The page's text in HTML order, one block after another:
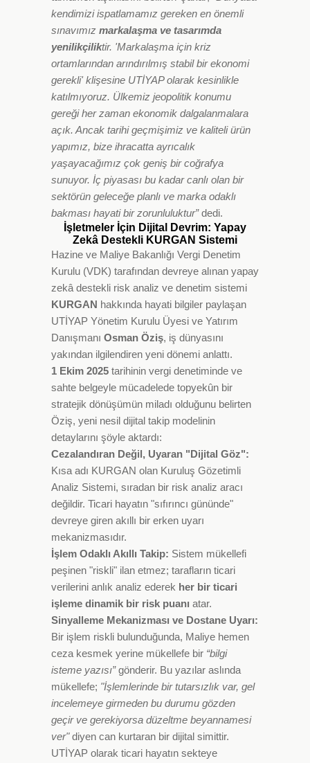
kendimizi ispatlamamız gereken en önemli
sınavımız markalaşma ve tasarımda
yenilikçiliktir. 'Markalaşma için kriz
ortamlarından arındırılmış stabil bir ekonomi
gerekli' klişesine UTİYAP olarak kesinlikle
katılmıyoruz. Ülkemiz jeopolitik konumu
gereği her zaman ekonomik dalgalanmalara
açık. Ancak tarihi geçmişimiz ve kaliteli ürün
yapımız, bize ihracatta ayrıcalık
yaşayacağımız çok geniş bir coğrafya
sunuyor. İç piyasası bu kadar canlı olan bir
sektörün geleceğe planlı ve marka odaklı
bakması hayati bir zorunluluktur”dedi.
İşletmeler İçin Dijital Devrim: Yapay
Zekâ Destekli KURGAN Sistemi
Hazine ve Maliye Bakanlığı Vergi Denetim
Kurulu (VDK) tarafından devreye alınan yapay
zekâ destekli risk analiz ve denetim sistemi
KURGAN hakkında hayati bilgiler paylaşan
UTİYAP Yönetim Kurulu Üyesi ve Yatırım
Danışmanı Osman Öziş, iş dünyasını
yakından ilgilendiren yeni dönemi anlattı.
1 Ekim 2025 tarihinin vergi denetiminde ve
sahte belgeyle mücadelede topyekûn bir
stratejik dönüşümün miladı olduğunu belirten
Öziş, yeni nesil dijital takip modelinin
detaylarını şöyle aktardı:
Cezalandıran Değil, Uyaran "Dijital Göz":
Kısa adı KURGAN olan Kuruluş Gözetimli
Analiz Sistemi, sıradan bir risk analiz aracı
değildir. Ticari hayatın "sıfırıncı gününde"
devreye giren akıllı bir erken uyarı
mekanizmasıdır.
İşlem Odaklı Akıllı Takip: Sistem mükellefi
peşinen "riskli" ilan etmez; tarafların ticari
verilerini anlık analiz ederek her bir ticari
işleme dinamik bir risk puanı atar.
Sinyalleme Mekanizması ve Dostane Uyarı:
Bir işlem riskli bulunduğunda, Maliye hemen
ceza kesmek yerine mükellefe bir “bilgi
isteme yazısı”gönderir. Bu yazılar aslında
mükellefe; "İşlemlerinde bir tutarsızlık var, gel
incelemeye girmeden bu durumu gözden
geçir ve gerekiyorsa düzeltme beyannamesi
ver"diyen can kurtaran bir dijital simittir.
UTİYAP olarak ticari hayatın sekteye